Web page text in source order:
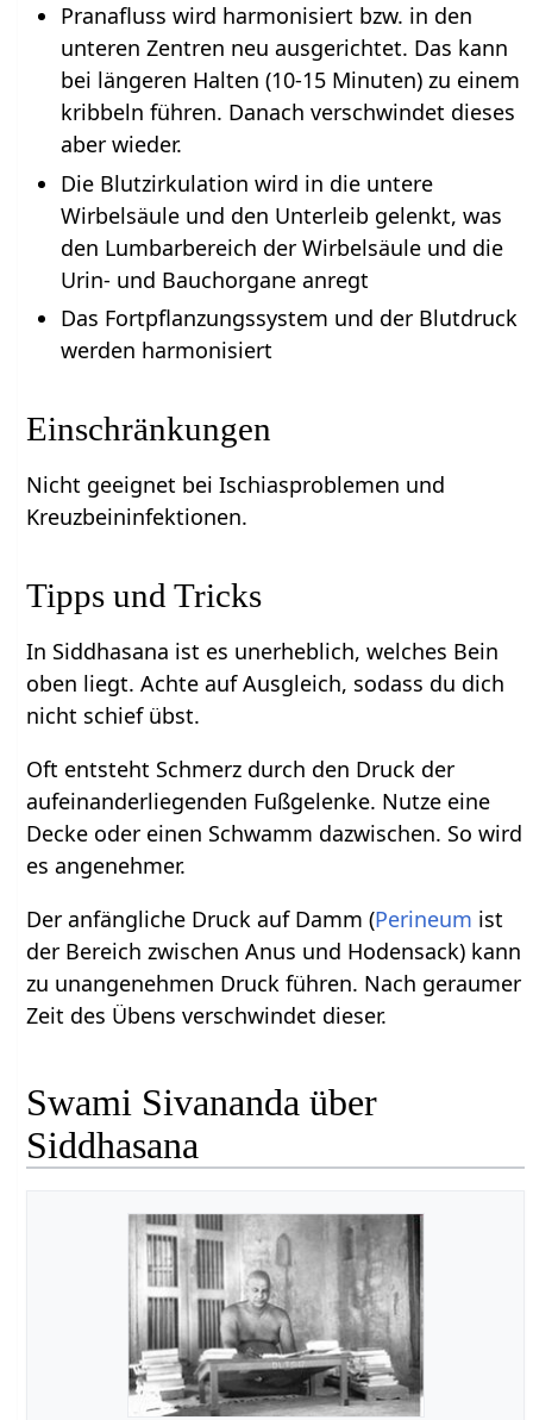
Pranafluss wird harmonisiert bzw. in den
unteren Zentren neu ausgerichtet. Das kann
bei längeren Halten (10-15 Minuten) zu einem
kribbeln führen. Danach verschwindet dieses
aber wieder.
Die Blutzirkulation wird in die untere
Wirbelsäule und den Unterleib gelenkt, was
den Lumbarbereich der Wirbelsäule und die
Urin- und Bauchorgane anregt
Das Fortpflanzungssystem und der Blutdruck
werden harmonisiert
Einschränkungen
Nicht geeignet bei Ischiasproblemen und
Kreuzbeininfektionen.
Tipps und Tricks
In Siddhasana ist es unerheblich, welches Bein
oben liegt. Achte auf Ausgleich, sodass du dich
nicht schief übst.
Oft entsteht Schmerz durch den Druck der
aufeinanderliegenden Fußgelenke. Nutze eine
Decke oder einen Schwamm dazwischen. So wird
es angenehmer.
Der anfängliche Druck auf Damm (Perineum ist
der Bereich zwischen Anus und Hodensack) kann
zu unangenehmen Druck führen. Nach geraumer
Zeit des Übens verschwindet dieser.
Swami Sivananda über
Siddhasana